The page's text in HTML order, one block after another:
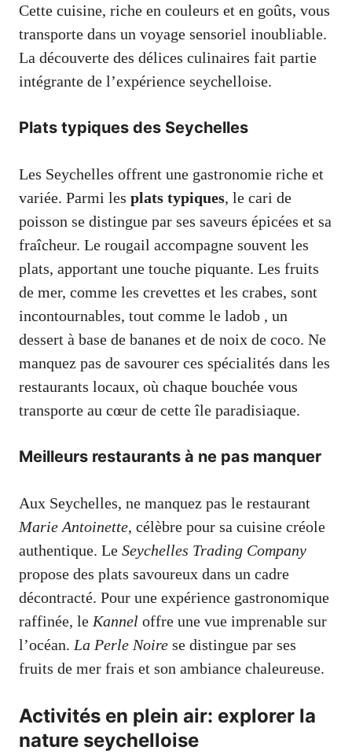
Cette cuisine, riche en couleurs et en goûts, vous
transporte dans un voyage sensoriel inoubliable.
La découverte des délices culinaires fait partie
intégrante de l’expérience seychelloise.
Plats typiques des Seychelles
Les Seychelles offrent une gastronomie riche et
variée. Parmi les plats typiques, le cari de
poisson se distingue par ses saveurs épicées et sa
fraîcheur. Le rougail accompagne souvent les
plats, apportant une touche piquante. Les fruits
de mer, comme les crevettes et les crabes, sont
incontournables, tout comme le ladob , un
dessert à base de bananes et de noix de coco. Ne
manquez pas de savourer ces spécialités dans les
restaurants locaux, où chaque bouchée vous
transporte au cœur de cette île paradisiaque.
Meilleurs restaurants à ne pas manquer
Aux Seychelles, ne manquez pas le restaurant
Marie Antoinette, célèbre pour sa cuisine créole
authentique. Le Seychelles Trading Company
propose des plats savoureux dans un cadre
décontracté. Pour une expérience gastronomique
raffinée, le Kannel offre une vue imprenable sur
l’océan. La Perle Noire se distingue par ses
fruits de mer frais et son ambiance chaleureuse.
Activités en plein air: explorer la
nature seychelloise